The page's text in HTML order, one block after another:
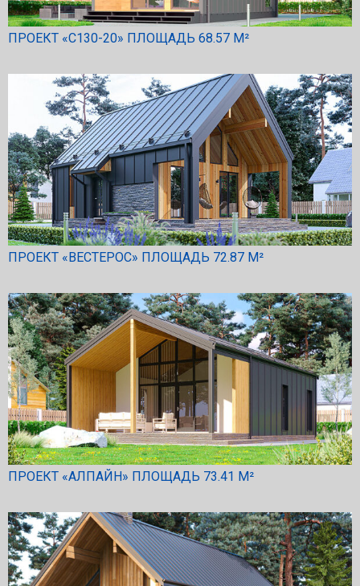
ПРОЕКТ «С130-20» ПЛОЩАДЬ 68.57 М²
ПРОЕКТ «ВЕСТЕРОС» ПЛОЩАДЬ 72.87 М²
ПРОЕКТ «АЛПАЙН» ПЛОЩАДЬ 73.41 М²